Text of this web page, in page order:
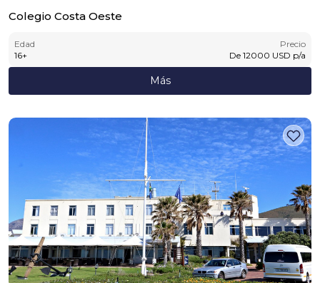
Colegio Costa Oeste
Edad
16+
Precio
De 12000 USD p/a
Más